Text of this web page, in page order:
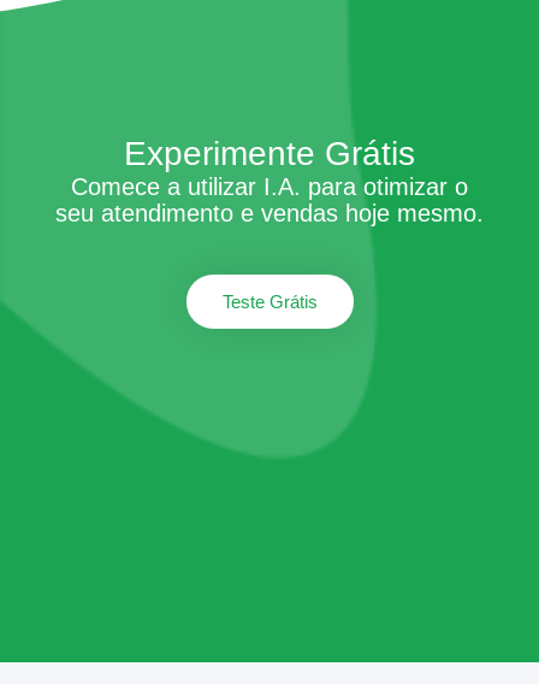
Experimente Grátis
Comece a utilizar I.A. para otimizar o
seu atendimento e vendas hoje mesmo.
Teste Grátis